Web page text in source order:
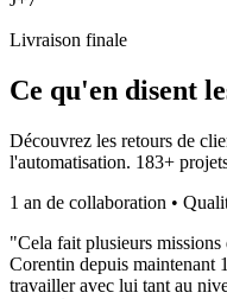
Livraison finale
Ce qu'en disent
Découvrez les retours de
l'automatisation. 183+
1 an de collaboration •
"Cela fait plusieurs
Corentin depuis maintenant
travailler avec lui tant au